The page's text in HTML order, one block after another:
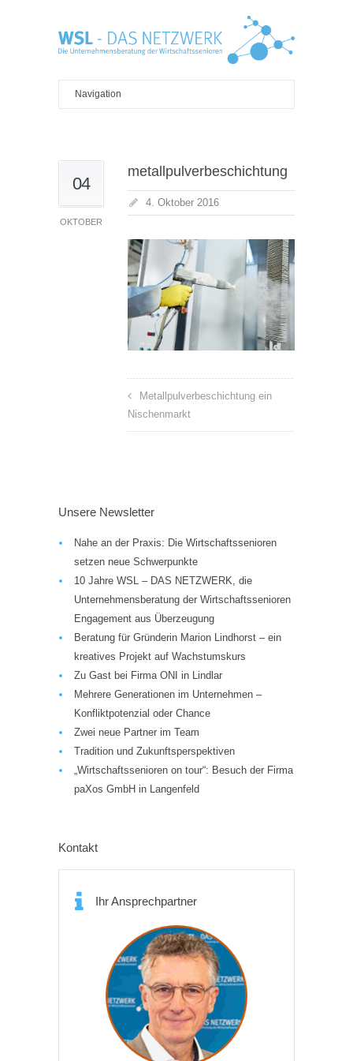
04
OKTOBER
metallpulverbeschichtung
4. Oktober 2016
Metallpulverbeschichtung ein
Nischenmarkt
Unsere Newsletter
Nahe an der Praxis: Die Wirtschaftssenioren
setzen neue Schwerpunkte
10 Jahre WSL – DAS NETZWERK, die
Unternehmensberatung der Wirtschaftssenioren
Engagement aus Überzeugung
Beratung für Gründerin Marion Lindhorst – ein
kreatives Projekt auf Wachstumskurs
Zu Gast bei Firma ONI in Lindlar
Mehrere Generationen im Unternehmen –
Konfliktpotenzial oder Chance
Zwei neue Partner im Team
Tradition und Zukunftsperspektiven
„Wirtschaftssenioren on tour“: Besuch der Firma
paXos GmbH in Langenfeld
Kontakt
Ihr Ansprechpartner